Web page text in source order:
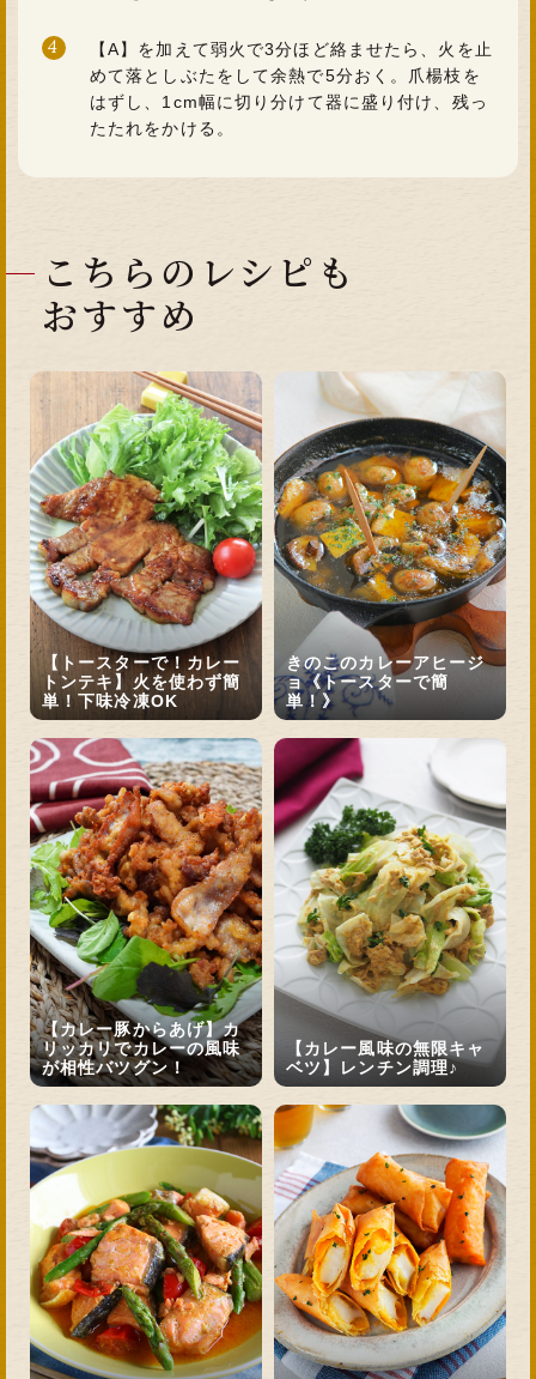
4
【A】を加えて弱火で3分ほど絡ませたら、火を止
めて落としぶたをして余熱で5分おく。爪楊枝を
はずし、1cm幅に切り分けて器に盛り付け、残っ
たたれをかける。
こちらのレシピも
おすすめ
【トースターで！カレー
トンテキ】火を使わず簡
単！下味冷凍OK
きのこのカレーアヒージ
ョ《トースターで簡
単！》
【カレー豚からあげ】カ
リッカリでカレーの風味
が相性バツグン！
【カレー風味の無限キャ
ベツ】レンチン調理♪